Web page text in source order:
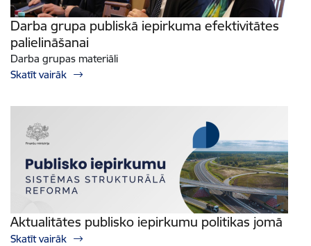
Darba grupa publiskā iepirkuma efektivitātes
palielināšanai
Darba grupas materiāli
Skatīt vairāk
Aktualitātes publisko iepirkumu politikas jomā
Skatīt vairāk